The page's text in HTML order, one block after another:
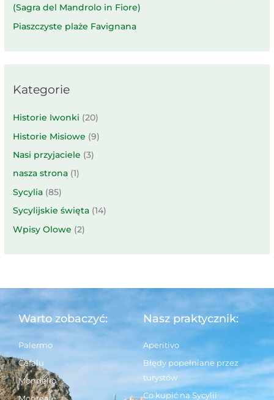
(Sagra del Mandrolo in Fiore)
Piaszczyste plaże Favignana
Kategorie
Historie Iwonki (20)
Historie Misiowe (9)
Nasi przyjaciele (3)
nasza strona (1)
Sycylia (85)
Sycylijskie święta (14)
Wpisy Olowe (2)
Warto zobaczyć:
Palermo
Cefalu
Mondello
Monreale
Nasz praktycznik:
Aperitivo
Błędy popełniane przez
turystów
Co kupić na Sycylii